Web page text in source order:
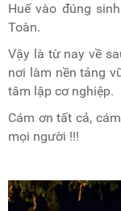
Huế vào đúng
Toàn.
Vậy là từ nay về
nơi làm nền tảng
tâm lập cơ nghiệp.
Cám ơn tất cả,
mọi người !!!